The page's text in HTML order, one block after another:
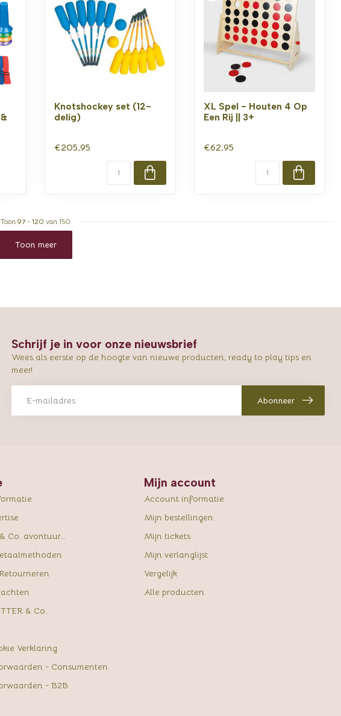
Knotshockey set (12-
delig)
€205,95
XL Spel - Houten 4 Op
Een Rij || 3+
€62,95
Toon 97 - 120 van 150
Toon meer
Schrijf je in voor onze nieuwsbrief
Wees als eerste op de hoogte van nieuwe producten, ready to play tips en
meer!
Abonneer
Co. avontuur...
& Co.
Verklaring
- Consumenten
- B2B
Mijn account
Account informatie
Mijn bestellingen
Mijn tickets
Mijn verlanglijst
Vergelijk
Alle producten